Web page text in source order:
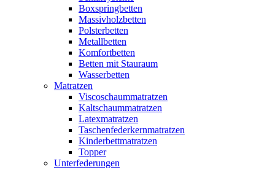
Boxspringbetten
Massivholzbetten
Polsterbetten
Metallbetten
Komfortbetten
Betten mit Stauraum
Wasserbetten
Matratzen
Viscoschaummatratzen
Kaltschaummatratzen
Latexmatratzen
Taschenfederkernmatratzen
Kinderbettmatratzen
Topper
Unterfederungen